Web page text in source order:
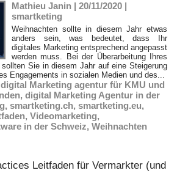
Mathieu Janin | 20/11/2020 |
smartketing
Weihnachten sollte in diesem Jahr etwas
anders sein, was bedeutet, dass Ihr
digitales Marketing entsprechend angepasst
werden muss. Bei der Überarbeitung Ihres
Sie in diesem Jahr auf eine Steigerung
Engagements in sozialen Medien und des...
digital Marketing agentur für KMU und
, digital Marketing Agentur in der
, smartketing.ch, smartketing.eu,
, Videomarketing,
in der Schweiz, Weihnachten
Leitfaden für Vermarkter (und